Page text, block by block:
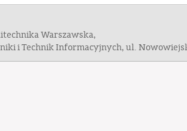
Warszawska,
i Technik Informacyjnych, ul.